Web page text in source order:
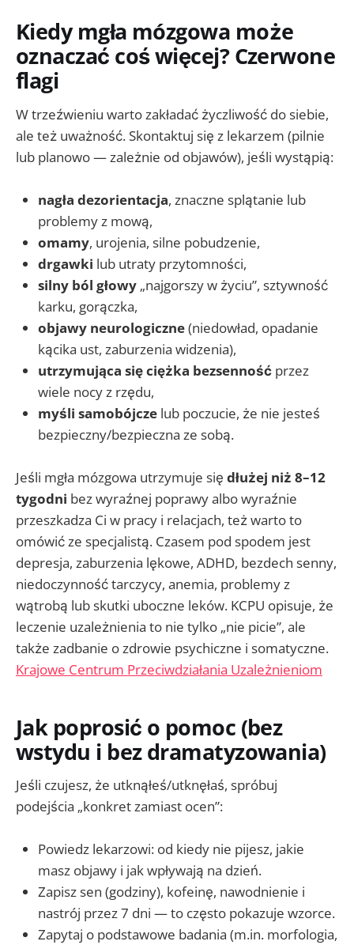
Kiedy mgła mózgowa może
oznaczać coś więcej? Czerwone
flagi
W trzeźwieniu warto zakładać życzliwość do siebie,
ale też uważność. Skontaktuj się z lekarzem (pilnie
lub planowo — zależnie od objawów), jeśli wystąpią:
nagła dezorientacja, znaczne splątanie lub
problemy z mową,
omamy, urojenia, silne pobudzenie,
drgawki lub utraty przytomności,
silny ból głowy „najgorszy w życiu”, sztywność
karku, gorączka,
objawy neurologiczne(niedowład, opadanie
kącika ust, zaburzenia widzenia),
utrzymująca się ciężka bezsenność przez
wiele nocy z rzędu,
myśli samobójcze lub poczucie, że nie jesteś
bezpieczny/bezpieczna ze sobą.
Jeśli mgła mózgowa utrzymuje się dłużej niż 8–12
tygodni bez wyraźnej poprawy albo wyraźnie
przeszkadza Ci w pracy i relacjach, też warto to
omówić ze specjalistą. Czasem pod spodem jest
depresja, zaburzenia lękowe, ADHD, bezdech senny,
niedoczynność tarczycy, anemia, problemy z
wątrobą lub skutki uboczne leków. KCPU opisuje, że
leczenie uzależnienia to nie tylko „nie picie”, ale
także zadbanie o zdrowie psychiczne i somatyczne.
Krajowe Centrum Przeciwdziałania Uzależnieniom
Jak poprosić o pomoc (bez
wstydu i bez dramatyzowania)
Jeśli czujesz, że utknąłeś/utknęłaś, spróbuj
podejścia „konkret zamiast ocen”:
Powiedz lekarzowi: od kiedy nie pijesz, jakie
masz objawy i jak wpływają na dzień.
Zapisz sen (godziny), kofeinę, nawodnienie i
nastrój przez 7 dni — to często pokazuje wzorce.
Zapytaj o podstawowe badania (m.in. morfologia,